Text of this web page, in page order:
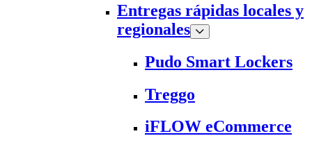
Entregas rápidas locales y
regionales
Pudo Smart Lockers
Treggo
iFLOW eCommerce